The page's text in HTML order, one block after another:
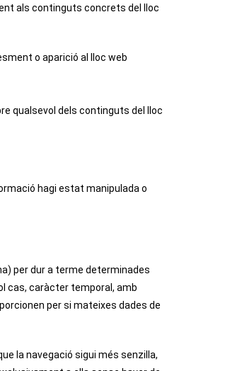
als continguts concrets del lloc
o aparició al lloc web
qualsevol dels continguts del lloc
hagi estat manipulada o
per dur a terme determinades
cas, caràcter temporal, amb
per si mateixes dades de
la navegació sigui més senzilla,